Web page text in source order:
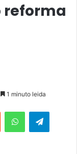
reforma
1 minuto leida
Reddit WhatsApp